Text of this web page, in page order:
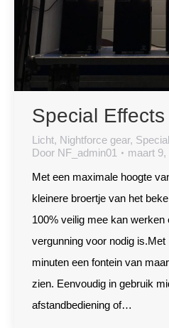
Special
Licht, Nightforce gear,
Door NF_admin01
maart 9,
Met een maximale hoogte
kleinere broertje van het
100% veilig mee kan werken
vergunning voor nodig
minuten een fontein van
zien. Eenvoudig in gebruik
afstandbediening of…